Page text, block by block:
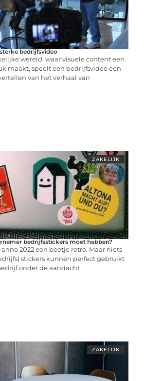
bedrijfsvideo
wereld, waar visuele content een
maakt, speelt een bedrijfsvideo een
van het verhaal van
ZAKELIJK
bedrijfsstickers moet hebben?
2022 een beetje retro. Maar niets
stickers kunnen perfect gebruikt
onder de aandacht
ZAKELIJK